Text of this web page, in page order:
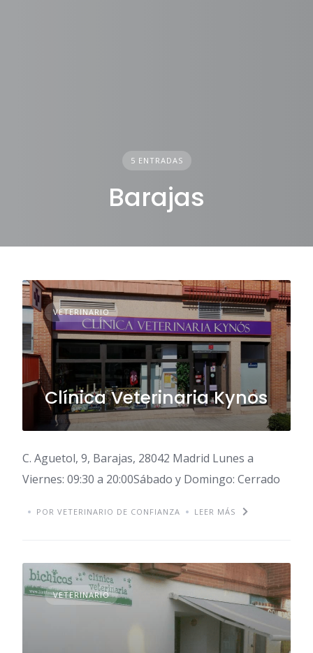
5 ENTRADAS
Barajas
VETERINARIO
Clínica Veterinaria Kynos
C. Aguetol, 9, Barajas, 28042 Madrid Lunes a
Viernes: 09:30 a 20:00Sábado y Domingo: Cerrado
POR VETERINARIO DE CONFIANZA LEER MÁS
VETERINARIO